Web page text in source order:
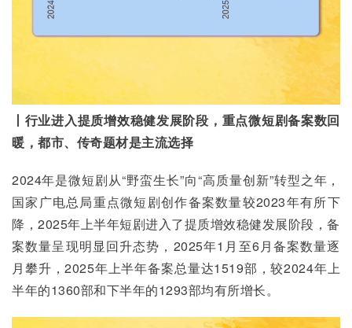
丨行业进入提质增效稳健发展阶段，重点微短剧备案数回
暖，都市、传奇题材是主流选择
2024年是微短剧从“野蛮生长”向“高质量创新”转型之年，
国家广电总局重点微短剧创作备案数量较2023年有所下
降，2025年上半年短剧进入了提质增效稳健发展阶段，备
案数量呈现明显回升态势，2025年1月至6月备案数量逐
月攀升，2025年上半年备案总量达1519部，较2024年上
半年的1360部和下半年的1293部均有所增长。